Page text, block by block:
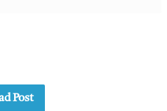
Post